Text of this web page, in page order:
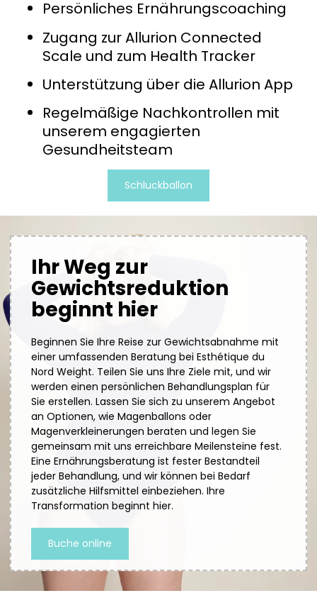
Persönliches Ernährungscoaching
Zugang zur Allurion Connected
Scale und zum Health Tracker
Unterstützung über die Allurion App
Regelmäßige Nachkontrollen mit
unserem engagierten
Gesundheitsteam
Schluckballon
Ihr Weg zur
Gewichtsreduktion
beginnt hier
Beginnen Sie Ihre Reise zur Gewichtsabnahme mit
einer umfassenden Beratung bei Esthétique du
Nord Weight. Teilen Sie uns Ihre Ziele mit, und wir
werden einen persönlichen Behandlungsplan für
Sie erstellen. Lassen Sie sich zu unserem Angebot
an Optionen, wie Magenballons oder
Magenverkleinerungen beraten und legen Sie
gemeinsam mit uns erreichbare Meilensteine fest.
Eine Ernährungsberatung ist fester Bestandteil
jeder Behandlung, und wir können bei Bedarf
zusätzliche Hilfsmittel einbeziehen. Ihre
Transformation beginnt hier.
Buche online